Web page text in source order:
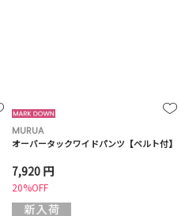
MURUA
オーバータックワイドパンツ【ベルト付】
7,920 円
20%OFF